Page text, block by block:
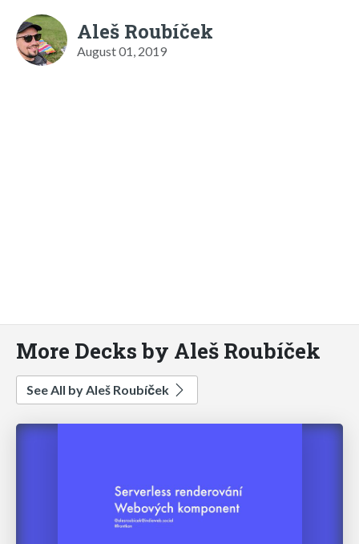
Aleš Roubíček
August 01, 2019
More Decks by Aleš Roubíček
See All by Aleš Roubíček